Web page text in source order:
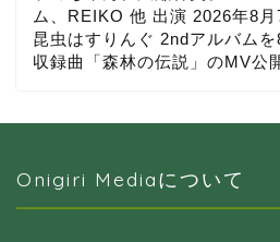
ム、REIKO 他 出演 2026年8月
昆虫はすりんぐ 2ndアルバム
収録曲「森林の伝説」のMV公
Onigiri Mediaについて